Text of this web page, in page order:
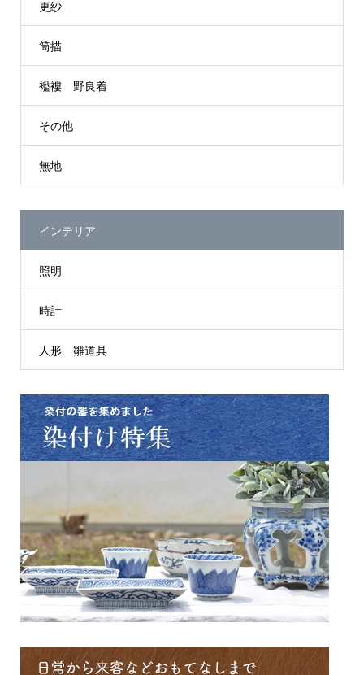
更紗
筒描
襤褸 野良着
その他
無地
インテリア
照明
時計
人形 雛道具